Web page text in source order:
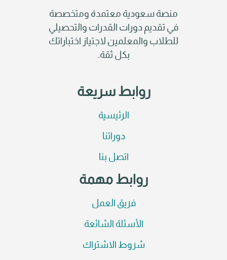
منصة سعودية معتمدة ومتخصصة
في تقديم دورات القدرات والتحصيلي
للطلاب والمعلمين لاجتياز اختباراتك
بكل ثقة.
روابط سريعة
الرئيسية
دوراتنا
اتصل بنا
روابط مهمة
فريق العمل
الأسئلة الشائعة
شروط الاشتراك